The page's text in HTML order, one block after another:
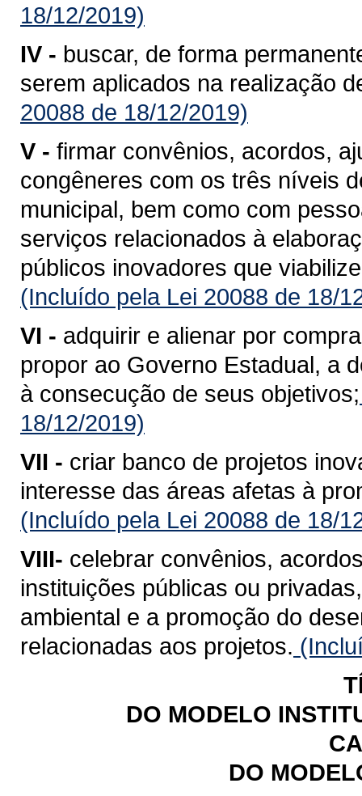
18/12/2019)
IV - buscar, de forma
serem aplicados na realização
20088 de 18/12/2019)
V - firmar convênios, acordos,
congêneres com os três níveis
municipal, bem como com
serviços relacionados à
públicos inovadores que
(Incluído pela Lei 20088 de 18/
VI - adquirir e alienar por
propor ao Governo Estadual, a
à consecução de seus objetivos;
18/12/2019)
VII - criar banco de projetos
interesse das áreas afetas à
(Incluído pela Lei 20088 de 18/
VIII- celebrar convênios,
instituições públicas ou
ambiental e a promoção do
relacionadas aos projetos.
DO MODELO
DO